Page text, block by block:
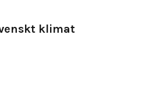
klimat